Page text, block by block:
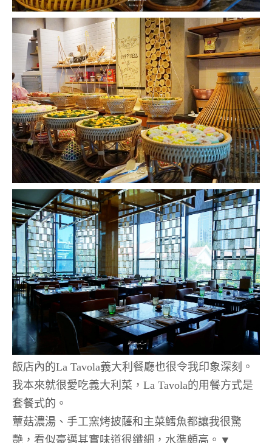
飯店內的La Tavola義大利餐廳也很令我印象深刻。
我本來就很愛吃義大利菜，La Tavola的用餐方式是
套餐式的。
蕈菇濃湯、手工窯烤披薩和主菜鱈魚都讓我很驚
艷，看似豪邁其實味道很纖細，水準頗高。▼